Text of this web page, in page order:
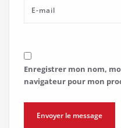
Enregistrer mon nom,
navigateur pour mon